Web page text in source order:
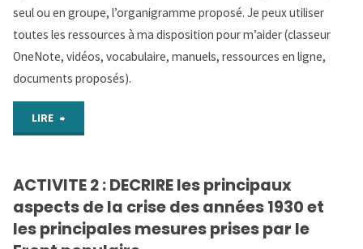
de
synthèse
sur
des
cités
seul ou en groupe, l’organigramme proposé. Je peux utiliser
toutes les ressources à ma disposition pour m’aider (classeur
OneNote, vidéos, vocabulaire, manuels, ressources en ligne,
documents proposés).
LIRE
APPRENDRE:
Réaliser
ACTIVITE 2 : DECRIRE les principaux
aspects de la crise des années 1930 et
les principales mesures prises par le